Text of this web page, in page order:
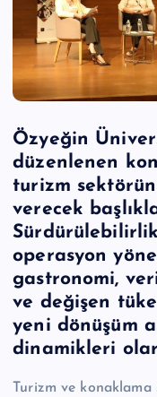
Özyeğin
düzenlenen
turizm
verecek
operasyon
gastronomi,
ve değişen
yeni dönüşüm
dinamikleri
Turizm ve